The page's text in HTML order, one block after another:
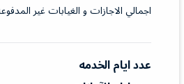
اجمالي الاجازات و الغيابات غير
عدد ايام الخدمه